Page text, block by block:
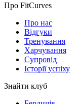
Про FitCurves
Про нас
Відгуки
Тренування
Харчування
Супровід
Історії успіху
Знайти клуб